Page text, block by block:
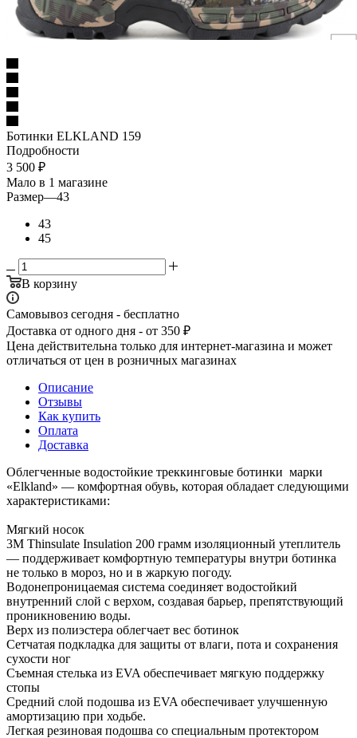
Ботинки ELKLAND 159
Подробности
3 500 ₽
Мало в 1 магазине
Размер—43
43
45
В корзину
Самовывоз сегодня - бесплатно
Доставка от одного дня - от 350 ₽
Цена действительна только для интернет-магазина и может
отличаться от цен в розничных магазинах
Описание
Отзывы
Как купить
Оплата
Доставка
Облегченные водостойкие треккинговые ботинки марки
«Elkland» — комфортная обувь, которая обладает следующими
характеристиками:
Мягкий носок
3M Thinsulate Insulation 200 грамм изоляционный утеплитель
— поддерживает комфортную температуры внутри ботинка
не только в мороз, но и в жаркую погоду.
Водонепроницаемая система соединяет водостойкий
внутренний слой с верхом, создавая барьер, препятствующий
проникновению воды.
Верх из полиэстера облегчает вес ботинок
Сетчатая подкладка для защиты от влаги, пота и сохранения
сухости ног
Съемная стелька из EVA обеспечивает мягкую поддержку
стопы
Средний слой подошва из EVA обеспечивает улучшенную
амортизацию при ходьбе.
Легкая резиновая подошва со специальным протектором